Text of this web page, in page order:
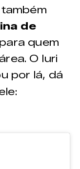
de
quem
O Iuri
por lá, dá